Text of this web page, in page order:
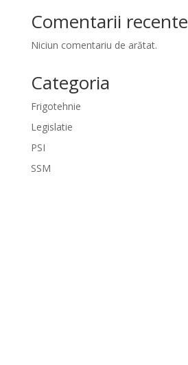
Comentarii recente
Niciun comentariu de arătat.
Categoria
Frigotehnie
Legislatie
PSI
SSM